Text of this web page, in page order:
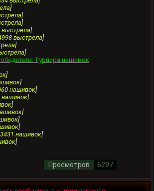
]
]
]
выстрела]
выстрела]
]
]
Турнира нашивок
]
]
нашивок]
нашивок]
]
]
]
]
нашивок]
]
Просмотров 6297